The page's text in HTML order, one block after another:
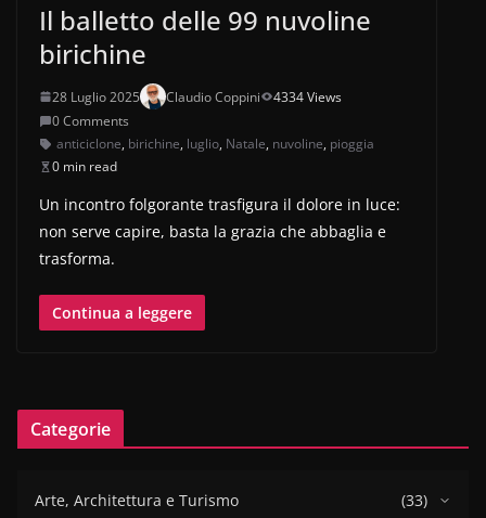
Il balletto delle 99 nuvoline
birichine
28 Luglio 2025 Claudio Coppini
4334 Views
0 Comments
anticiclone, birichine, luglio, Natale, nuvoline, pioggia
0 min read
Un incontro folgorante trasfigura il dolore in luce:
non serve capire, basta la grazia che abbaglia e
trasforma.
Continua a leggere
Categorie
Arte, Architettura e Turismo
(33)